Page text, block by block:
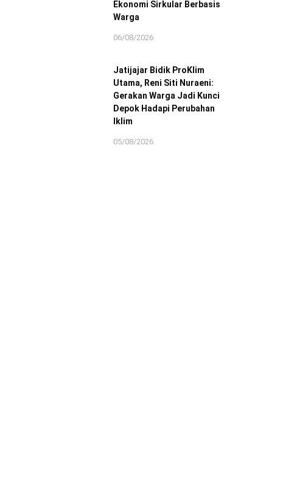
Ekonomi Sirkular Berbasis
Warga
06/08/2026
Jatijajar Bidik ProKlim
Utama, Reni Siti Nuraeni:
Gerakan Warga Jadi Kunci
Depok Hadapi Perubahan
Iklim
05/08/2026